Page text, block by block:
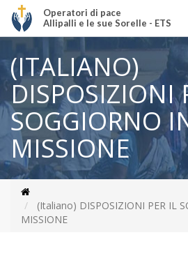
Operatori di pace
Allipalli e le sue Sorelle - ETS
(ITALIANO)
DISPOSIZIONI
SOGGIORNO
MISSIONE
(Italiano) DISPOSIZIONI PER IL
MISSIONE